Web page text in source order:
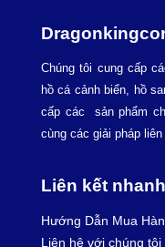
Chúng tôi cung cấp
hồ cá cảnh biển, hồ
cấp các sản phẩm
cùng các giải pháp
Liên kết nhanh
Hướng Dẫn Mua
Liên hệ với chúng tôi